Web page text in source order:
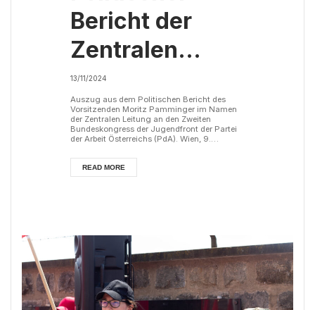
Bericht der
Zentralen
Leitung an den
Zweiten
Bundeskongress
der
13/11/2024
Auszug aus dem Politischen Bericht des
Vorsitzenden Moritz Pamminger im Namen
der Zentralen Leitung an den Zweiten
Bundeskongress der Jugendfront der Partei
der Arbeit Österreichs (PdA). Wien, 9.
Genossen! Wir sind überzeugt davon, dass
dieser Kongress richtungsweisende
Beschlüsse fassen wird und einen wichtigen
READ MORE